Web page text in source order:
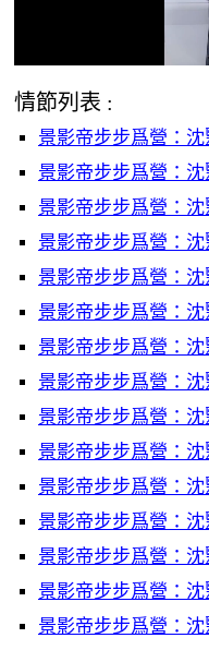
情節列表 :
景影帝步步爲營：
景影帝步步爲營：
景影帝步步爲營：
景影帝步步爲營：
景影帝步步爲營：
景影帝步步爲營：
景影帝步步爲營：
景影帝步步爲營：
景影帝步步爲營：
景影帝步步爲營：
景影帝步步爲營：
景影帝步步爲營：
景影帝步步爲營：
景影帝步步爲營：
景影帝步步爲營：